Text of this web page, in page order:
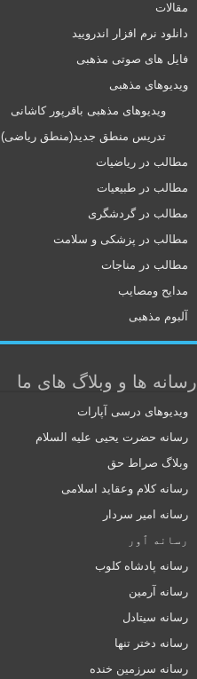
مقالات
دانلود نرم افزار اندرویید
فایل های صوتی مذهبی
ویدیوهای مذهبی
ویدیوهای مذهبی باقرپور کاشانی
تدریس منطق جدید(منطق ریاضی)
مطالب در ریاضیات
مطالب در طبیعیات
مطالب در گردشگری
مطالب در پزشکی و سلامت
مطالب در مناجات
مدایح ومصایب
آلبوم مذهبی
رسانه ها و وبلاگ های ما
ویدیوهای درسی آپارات
رسانه حضرت یحیی علیه السلام
وبلاگ صراط حق
رسانه کلام وعقاید اسلامی
رسانه امیر سردار
رسانه ٱور
رسانه پادشاه کلوب
رسانه آرمین
رسانه سیتادل
رسانه دختر تنها
رسانه سرزمین خنده